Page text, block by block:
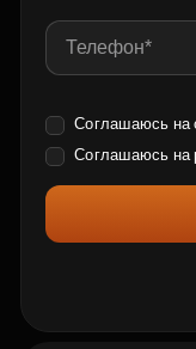
Соглашаюсь на
Соглашаюсь на